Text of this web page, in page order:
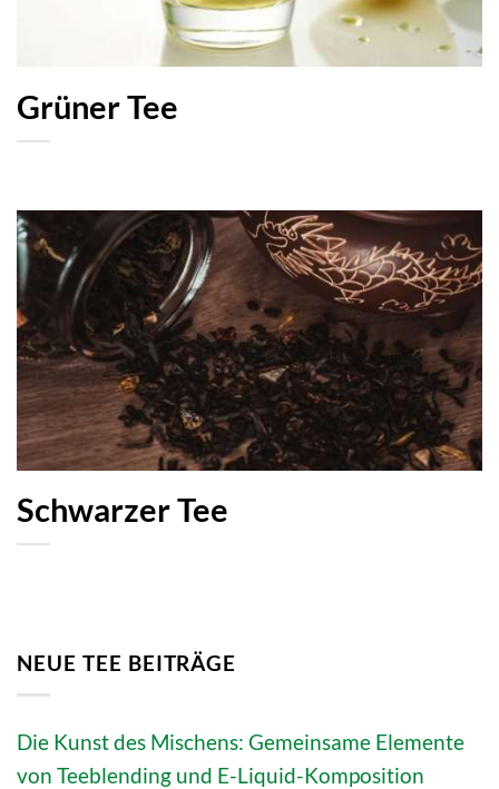
Grüner Tee
Schwarzer Tee
NEUE TEE BEITRÄGE
Die Kunst des Mischens: Gemeinsame Elemente
von Teeblending und E-Liquid-Komposition